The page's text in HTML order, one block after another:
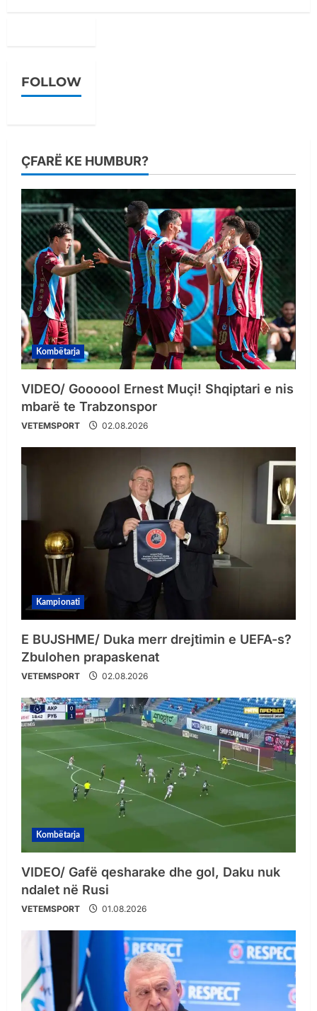
FOLLOW
ÇFARË KE HUMBUR?
Kombëtarja
VIDEO/ Goooool Ernest Muçi! Shqiptari e nis
mbarë te Trabzonspor
VETEMSPORT 02.08.2026
Kampionati
E BUJSHME/ Duka merr drejtimin e UEFA-s?
Zbulohen prapaskenat
VETEMSPORT 02.08.2026
Kombëtarja
VIDEO/ Gafë qesharake dhe gol, Daku nuk
ndalet në Rusi
VETEMSPORT 01.08.2026